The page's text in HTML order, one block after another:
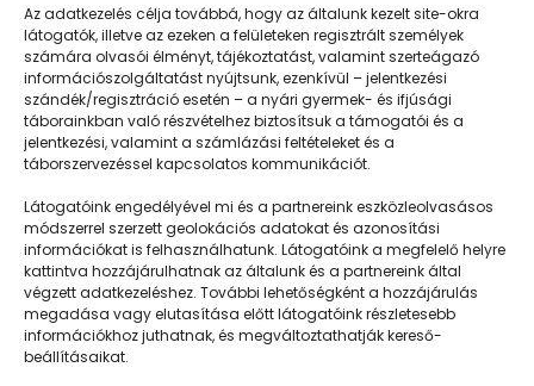
Az adatkezelés célja továbbá, hogy az általunk kezelt site-okra
látogatók, illetve az ezeken a felületeken regisztrált személyek
számára olvasói élményt, tájékoztatást, valamint szerteágazó
információszolgáltatást nyújtsunk, ezenkívül – jelentkezési
szándék/regisztráció esetén – a nyári gyermek- és ifjúsági
táborainkban való részvételhez biztosítsuk a támogatói és a
jelentkezési, valamint a számlázási feltételeket és a
táborszervezéssel kapcsolatos kommunikációt.
Látogatóink engedélyével mi és a partnereink eszközleolvasásos
módszerrel szerzett geolokációs adatokat és azonosítási
információkat is felhasználhatunk. Látogatóink a megfelelő helyre
kattintva hozzájárulhatnak az általunk és a partnereink által
végzett adatkezeléshez. További lehetőségként a hozzájárulás
megadása vagy elutasítása előtt látogatóink részletesebb
információkhoz juthatnak, és megváltoztathatják kereső-
beállításaikat.
Napközisgyerektábor.hu